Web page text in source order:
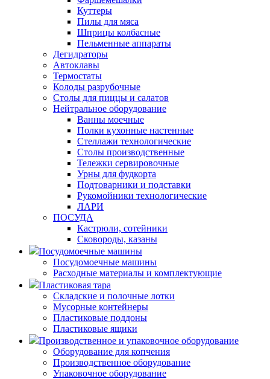
Куттеры
Пилы для мяса
Шприцы колбасные
Пельменные аппараты
Дегидраторы
Автоклавы
Термостаты
Колоды разрубочные
Столы для пиццы и салатов
Нейтральное оборудование
Ванны моечные
Полки кухонные настенные
Стеллажи технологические
Столы производственные
Тележки сервировочные
Урны для фудкорта
Подтоварники и подставки
Рукомойники технологические
ЛАРИ
ПОСУДА
Кастрюли, сотейники
Сковороды, казаны
Посудомоечные машины
Посудомоечные машины
Расходные материалы и комплектующие
Пластиковая тара
Складские и полочные лотки
Мусорные контейнеры
Пластиковые поддоны
Пластиковые ящики
Производственное и упаковочное оборудование
Оборудование для копчения
Производственное оборудование
Упаковочное оборудование